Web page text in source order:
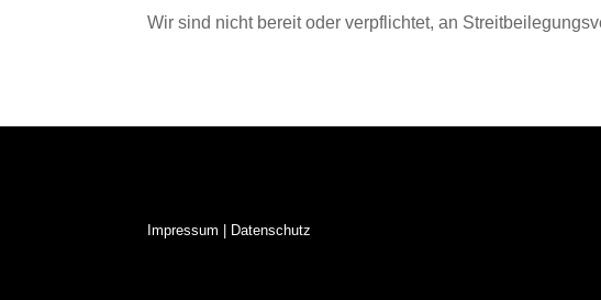
Wir sind nicht bereit oder verpflichtet, an
Impressum Datenschutz